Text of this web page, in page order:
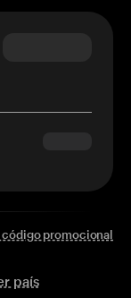
código promocional
país